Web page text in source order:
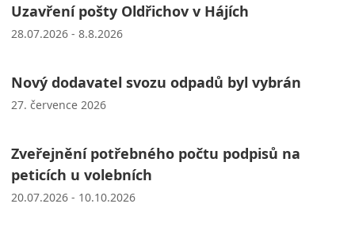
Uzavření pošty Oldřichov v Hájích
28.07.2026 - 8.8.2026
Nový dodavatel svozu odpadů byl vybrán
27. července 2026
Zveřejnění potřebného počtu podpisů na
peticích u volebních
20.07.2026 - 10.10.2026